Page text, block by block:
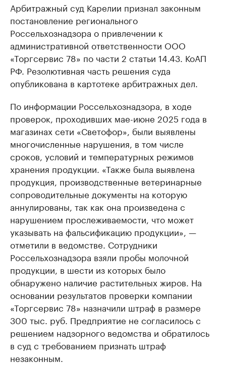
Арбитражный суд Карелии признал законным
постановление регионального
Россельхознадзора о привлечении к
административной ответственности ООО
«Торгсервис 78» по части 2 статьи 14.43. КоАП
РФ. Резолютивная часть решения суда
опубликована в картотеке арбитражных дел.
По информации Россельхознадзора, в ходе
проверок, проходивших мае-июне 2025 года в
магазинах сети «Светофор», были выявлены
многочисленные нарушения, в том числе
сроков, условий и температурных режимов
хранения продукции. «Также была выявлена
продукция, производственные ветеринарные
сопроводительные документы на которую
аннулированы, так как она произведена с
нарушением прослеживаемости, что может
указывать на фальсификацию продукции», —
отметили в ведомстве. Сотрудники
Россельхознадзора взяли пробы молочной
продукции, в шести из которых было
обнаружено наличие растительных жиров. На
основании результатов проверки компании
«Торгсервис 78» назначили штраф в размере
300 тыс. руб. Предприятие не согласилось с
решением надзорного ведомства и обратилось
в суд с требованием признать штраф
незаконным.